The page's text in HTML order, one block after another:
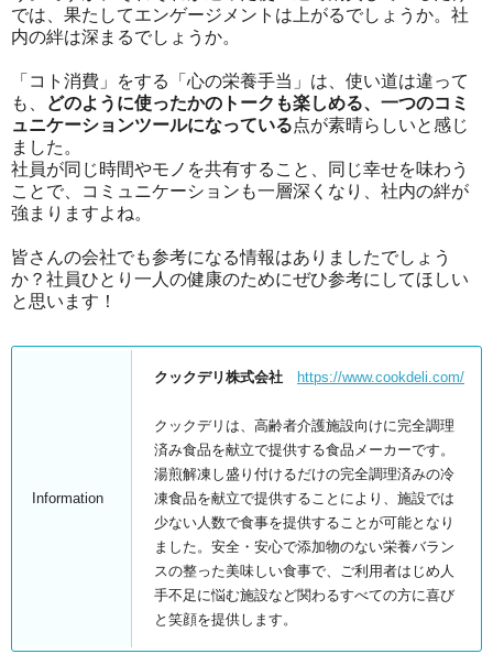
では、果たしてエンゲージメントは上がるでしょうか。社
内の絆は深まるでしょうか。
「コト消費」をする「心の栄養手当」は、使い道は違って
も、
どのように使ったかのトークも楽しめる、一つのコミ
ュニケーションツールになっている点が素晴らしいと感じ
ました。
社員が同じ時間やモノを共有すること、同じ幸せを味わう
ことで、コミュニケーションも一層深くなり、社内の絆が
強まりますよね。
皆さんの会社でも参考になる情報はありましたでしょう
か？社員ひとり一人の健康のためにぜひ参考にしてほしい
と思います！
Information
クックデリ株式会社 https://www.cookdeli.com/
クックデリは、高齢者介護施設向けに完全調理
済み食品を献立で提供する食品メーカーです。
湯煎解凍し盛り付けるだけの完全調理済みの冷
凍食品を献立で提供することにより、施設では
少ない人数で食事を提供することが可能となり
ました。安全・安心で添加物のない栄養バラン
スの整った美味しい食事で、ご利用者はじめ人
手不足に悩む施設など関わるすべての方に喜び
と笑顔を提供します。